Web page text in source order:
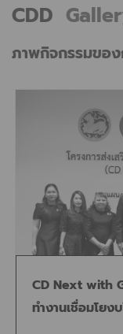
CDD
ภาพกิจกรรมขอ
CD Next with
ทำงานเชื่อมโย